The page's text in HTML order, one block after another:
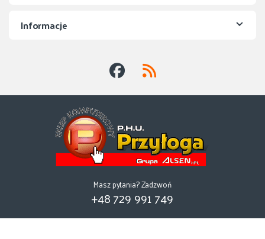
Informacje
Masz pytania? Zadzwoń
+48 729 991 749